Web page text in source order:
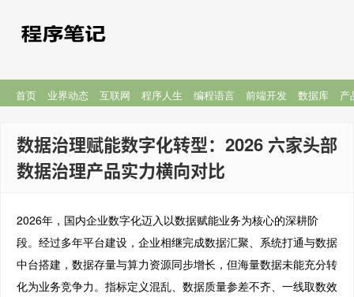
首页 业界动态 互联网 程序人生 编程语言 前端开发 数据库 产
数据治理赋能数字化转型：2026 六家头部
数据治理产品实力横向对比
2026年，国内企业数字化迈入以数据赋能业务为核心的深耕阶
段。经过多年平台建设，企业相继完成数据汇聚、系统打通与数据
中台搭建，数据存量与算力资源同步增长，但海量数据未能充分转
化为业务竞争力。指标定义混乱、数据质量参差不齐、一线取数效